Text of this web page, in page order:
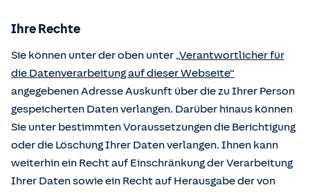
Ihre Rechte
Sie können unter der oben unter „Verantwortlicher für
die Datenverarbeitung auf dieser Webseite“
angegebenen Adresse Auskunft über die zu Ihrer Person
gespeicherten Daten verlangen. Darüber hinaus können
Sie unter bestimmten Voraussetzungen die Berichtigung
oder die Löschung Ihrer Daten verlangen. Ihnen kann
weiterhin ein Recht auf Einschränkung der Verarbeitung
Ihrer Daten sowie ein Recht auf Herausgabe der von